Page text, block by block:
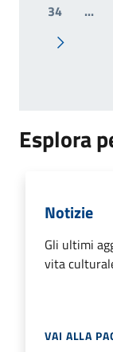
34
...
Pagina
Esplora
Notizie
Gli ultimi
vita
VAI ALLA